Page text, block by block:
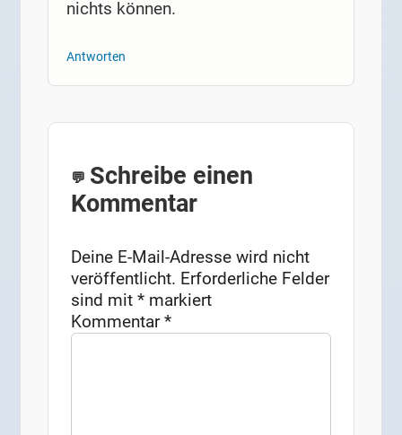
nichts können.
Antworten
Schreibe einen
Kommentar
Deine E-Mail-Adresse wird nicht
veröffentlicht. Erforderliche Felder
sind mit* markiert
Kommentar*